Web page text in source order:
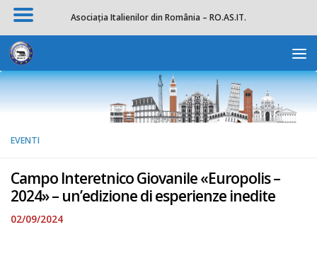
Apri la
Salta al contenuto
EVENTI
Campo Interetnico Giovanile «Europolis –
2024» – un’edizione di esperienze inedite
02/09/2024
Asociația Italienilor din România – RO.AS.IT.